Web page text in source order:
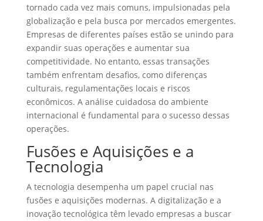
tornado cada vez mais comuns, impulsionadas pela
globalização e pela busca por mercados emergentes.
Empresas de diferentes países estão se unindo para
expandir suas operações e aumentar sua
competitividade. No entanto, essas transações
também enfrentam desafios, como diferenças
culturais, regulamentações locais e riscos
econômicos. A análise cuidadosa do ambiente
internacional é fundamental para o sucesso dessas
operações.
Fusões e Aquisições e a
Tecnologia
A tecnologia desempenha um papel crucial nas
fusões e aquisições modernas. A digitalização e a
inovação tecnológica têm levado empresas a buscar